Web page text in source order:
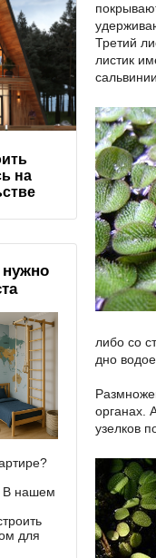
Третий
листик
либо со
дно
органах.
узелков
на
нужно
В нашем
для